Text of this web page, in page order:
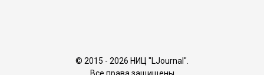
© 2015 - 2026 НИЦ "LJournal".